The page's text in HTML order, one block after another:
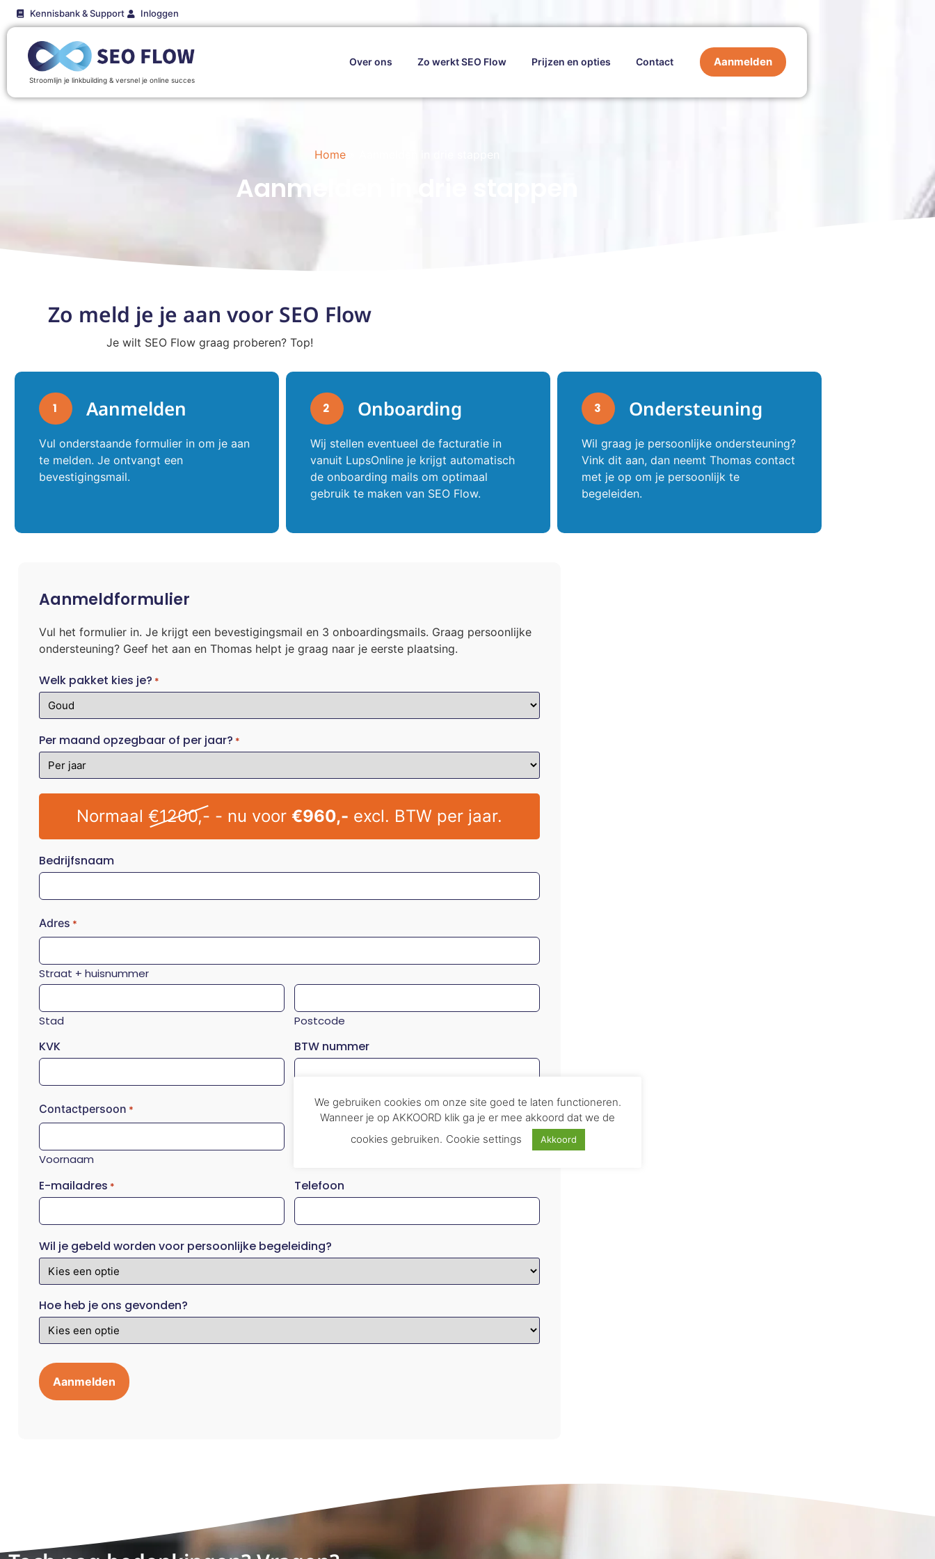
Kennisbank & Support Inloggen
Stroomlijn je linkbuilding & versnel je online succes
Over ons Zo werkt SEO Flow Prijzen en opties Contact Aanmelden
Home
Aanmelden in drie stappen
Zo meld je je aan voor SEO Flow
Je wilt SEO Flow graag proberen? Top!
1 Aanmelden
Vul onderstaande formulier in om je aan
te melden. Je ontvangt een
bevestigingsmail.
2 Onboarding
Wij stellen eventueel de facturatie in
vanuit LupsOnline je krijgt automatisch
de onboarding mails om optimaal
gebruik te maken van SEO Flow.
3 Ondersteuning
Wil graag je persoonlijke ondersteuning?
Vink dit aan, dan neemt Thomas contact
met je op om je persoonlijk te
begeleiden.
Aanmeldformulier
Vul het formulier in. Je krijgt een bevestigingsmail en 3 onboardingsmails. Graag persoonlijke
ondersteuning? Geef het aan en Thomas helpt je graag naar je eerste plaatsing.
Welk pakket kies je? *
Per maand opzegbaar of per jaar? *
Normaal €1200,- - nu voor €960,- excl. BTW per jaar.
Bedrijfsnaam
Adres *
Straat + huisnummer
Stad Postcode
KVK BTW nummer
Contactpersoon *
Voornaam
E-mailadres * Telefoon
Wil je gebeld worden voor persoonlijke begeleiding?
Hoe heb je ons gevonden?
We gebruiken cookies om onze site goed te laten functioneren.
Wanneer je op AKKOORD klik ga je er mee akkoord dat we de
cookies gebruiken. Cookie settings Akkoord